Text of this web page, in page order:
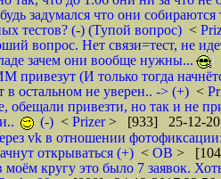
задумался что они
тестов? (-) (Тупой вопрос) <
вопрос. Нет связи=тест, не
зачем они вообще нужны...
привезут (И только тогда
в остальном не уверен.. -> (+) <
обещали привезти, но так и не
(-) < Prizer> [933] 25-12-
vk в отношении
открываться (+) < ОВ >
моём кругу это было 7 заявок.